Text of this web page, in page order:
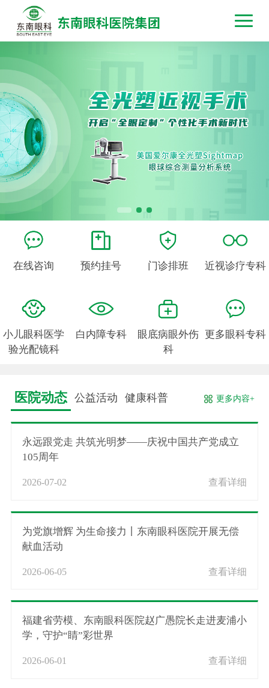
在线咨询 预约挂号 门诊排班 近视诊疗专科
小儿眼科医学
验光配镜科
白内障专科
眼底病眼外伤
科
更多眼科专科
医院动态 公益活动 健康科普 更多内容+
永远跟党走 共筑光明梦——庆祝中国共产党成立
105周年
2026-07-02 查看详细
为党旗增辉 为生命接力丨东南眼科医院开展无偿
献血活动
2026-06-05 查看详细
福建省劳模、东南眼科医院赵广愚院长走进麦浦小
学，守护“睛”彩世界
2026-06-01 查看详细